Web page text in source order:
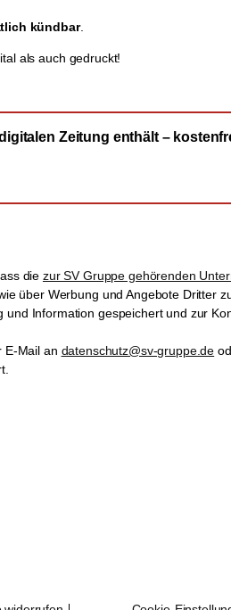
kündbar.
als auch gedruckt!
Zeitung enthält –
die zur SV Gruppe gehörenden
über Werbung und Angebote Dritter
Information gespeichert und zur
E-Mail an datenschutz@sv-gruppe.de